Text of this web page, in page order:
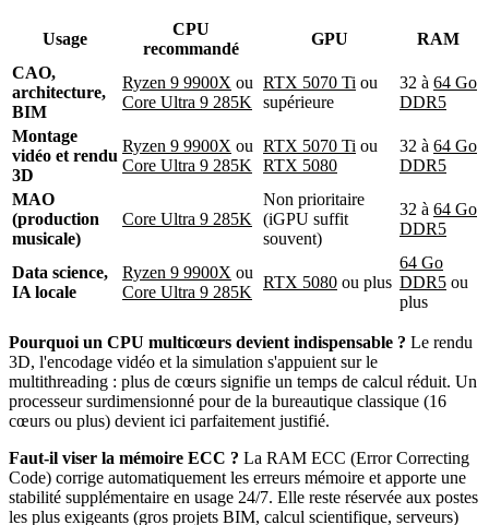
Usage
CPU
recommandé
GPU
RAM
CAO,
architecture,
BIM
Ryzen 9 9900X ou
Core Ultra 9 285K
RTX 5070 Ti ou
supérieure
32 à 64 Go
DDR5
Montage
vidéo et rendu
3D
Ryzen 9 9900X ou
Core Ultra 9 285K
RTX 5070 Ti ou
RTX 5080
32 à 64 Go
DDR5
MAO
(production
musicale)
Core Ultra 9 285K
Non prioritaire
(iGPU suffit
souvent)
32 à 64 Go
DDR5
Data science,
IA locale
Ryzen 9 9900X ou
Core Ultra 9 285K
RTX 5080 ou plus
64 Go
DDR5 ou
plus
Pourquoi un CPU multicœurs devient indispensable ? Le rendu
3D, l'encodage vidéo et la simulation s'appuient sur le
multithreading : plus de cœurs signifie un temps de calcul réduit. Un
processeur surdimensionné pour de la bureautique classique (16
cœurs ou plus) devient ici parfaitement justifié.
Faut-il viser la mémoire ECC ? La RAM ECC (Error Correcting
Code) corrige automatiquement les erreurs mémoire et apporte une
stabilité supplémentaire en usage 24/7. Elle reste réservée aux postes
les plus exigeants (gros projets BIM, calcul scientifique, serveurs)